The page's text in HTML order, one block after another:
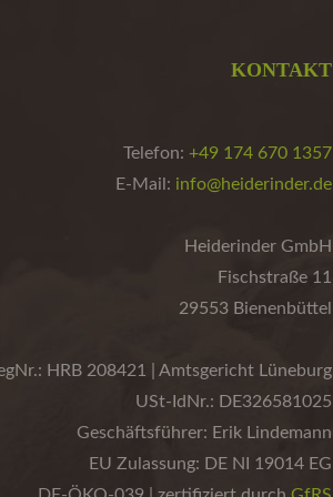
KONTAKT
Telefon: +49 174 670 1357
E-Mail: info@heiderinder.de
Heiderinder GmbH
Fischstraße 11
29553 Bienenbüttel
HRB 208421 | Amtsgericht Lüneburg
USt-IdNr.: DE326581025
Geschäftsführer: Erik Lindemann
EU Zulassung: DE NI 19014 EG